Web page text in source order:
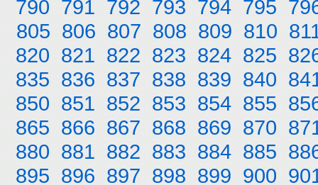
790 791 792 793 794 795
805 806 807 808 809 810
820 821 822 823 824 825
835 836 837 838 839 840
850 851 852 853 854 855
865 866 867 868 869 870
880 881 882 883 884 885
895 896 897 898 899 900